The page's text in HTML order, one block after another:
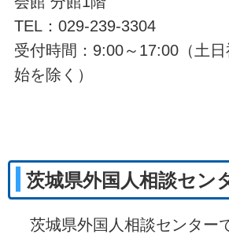
TEL：029-239-3304
受付時間：9:00～17:00（土
始を除く）
茨城県外国人相談セン
茨城県外国人相談センター